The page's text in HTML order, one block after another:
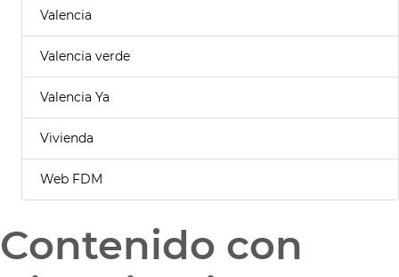
Valencia
Valencia verde
Valencia Ya
Vivienda
Web FDM
Contenido con